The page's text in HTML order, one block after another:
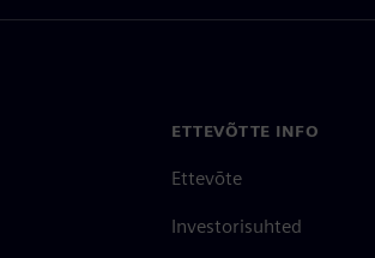
ETTEVÕTTE INFO
Ettevõte
Investorisuhted